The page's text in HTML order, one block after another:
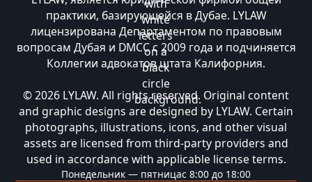
практики, базирующейся в Дубае. LYLAW
лицензирована Департаментом по правовым
вопросам Дубая и DMCC с 2009 года и подчиняется
Коллегии адвокатов штата Калифорния.
© 2026 LYLAW. All rights reserved. Original content
and graphic designs are designed by LYLAW. Certain
photographs, illustrations, icons, and other visual
assets are licensed from third-party providers and
used in accordance with applicable license terms.
Понедельник — пятницас 8:00 до 18:00